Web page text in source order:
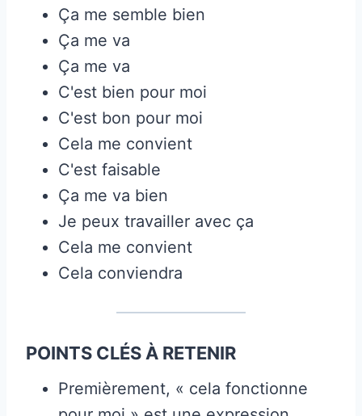
Ça me semble bien
Ça me va
Ça me va
C'est bien pour moi
C'est bon pour moi
Cela me convient
C'est faisable
Ça me va bien
Je peux travailler avec ça
Cela me convient
Cela conviendra
POINTS CLÉS À RETENIR
Premièrement, « cela fonctionne